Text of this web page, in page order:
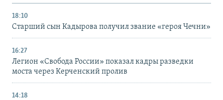
18:10
Старший сын Кадырова получил звание «героя Чечни»
16:27
Легион «Свобода России» показал кадры разведки
моста через Керченский пролив
14:18